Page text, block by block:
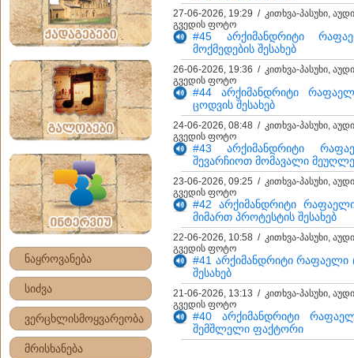
ნაყროვანება
სიძვა
ვერცხლისმოყვარეობა
მრისხანება
27-06-2026, 19:29 / კითხვა-პასუხი,
გვედის ფოტო
#45 არქიმანდრიტი
მოქმედების შესახებ
26-06-2026, 19:36 / კითხვა-პასუხი,
გვედის ფოტო
#44 არქიმანდრიტი
ცოდვის შესახებ
24-06-2026, 08:48 / კითხვა-პასუხი,
გვედის ფოტო
#43 არქიმანდრიტი
შევარჩიოთ მომავალი მეუღლე
23-06-2026, 09:25 / კითხვა-პასუხი,
გვედის ფოტო
#42 არქიმანდრიტი
მიმართ პროტესტის შესახებ
22-06-2026, 10:58 / კითხვა-პასუხი,
გვედის ფოტო
#41 არქიმანდრიტი რაფაელი
შესახებ
21-06-2026, 13:13 / კითხვა-პასუხი,
გვედის ფოტო
#40 არქიმანდრიტი
შემშლელი ფაქტორი